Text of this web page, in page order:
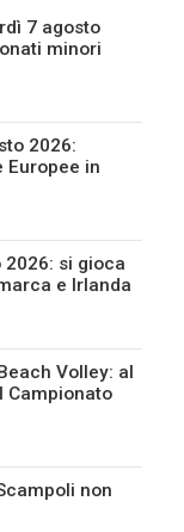
7 agosto
minori
2026:
Europee in
si gioca
e Irlanda
Volley: al
Campionato
non